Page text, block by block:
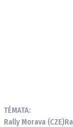
TÉMATA:
Rally Morava (CZE)